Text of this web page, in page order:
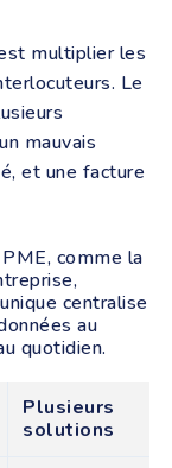
multiplier les
Le
mauvais
et une facture
comme la
centralise
au
quotidien.
Plusieurs
solutions